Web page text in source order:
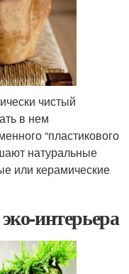
чистый
в нем
“пластикового
натуральные
или керамические
интерьера